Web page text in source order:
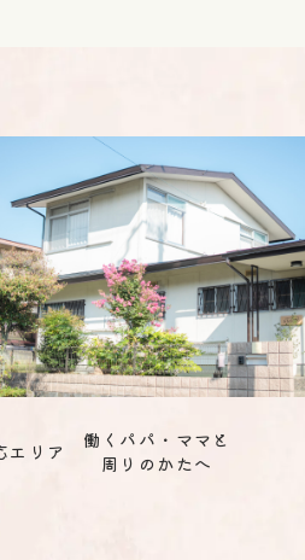
エリア
働くパパ・ママと
周りのかたへ